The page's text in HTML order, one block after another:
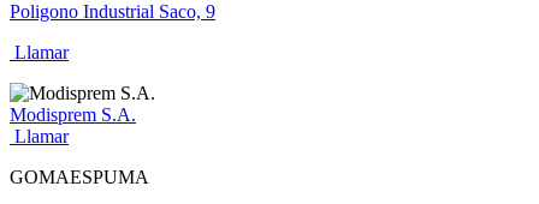
Poligono Industrial Saco, 9
Llamar
Modisprem S.A.
Llamar
GOMAESPUMA